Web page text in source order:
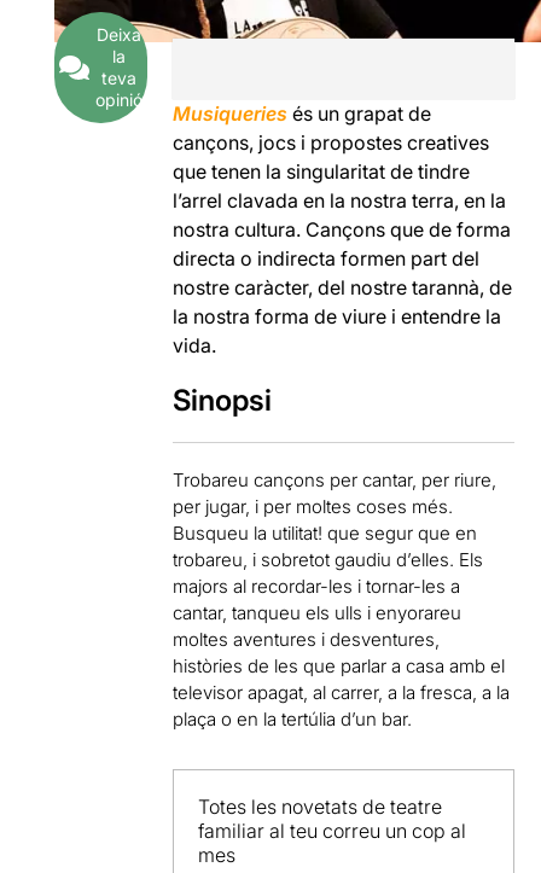
Deixa
la
teva
opinió
Musiqueries és un grapat de
cançons, jocs i propostes creatives
que tenen la singularitat de tindre
l’arrel clavada en la nostra terra, en la
nostra cultura. Cançons que de forma
directa o indirecta formen part del
nostre caràcter, del nostre tarannà, de
la nostra forma de viure i entendre la
vida.
Sinopsi
Trobareu cançons per cantar, per riure,
per jugar, i per moltes coses més.
Busqueu la utilitat! que segur que en
trobareu, i sobretot gaudiu d’elles. Els
majors al recordar-les i tornar-les a
cantar, tanqueu els ulls i enyorareu
moltes aventures i desventures,
històries de les que parlar a casa amb el
televisor apagat, al carrer, a la fresca, a la
plaça o en la tertúlia d’un bar.
Totes les novetats de teatre
familiar al teu correu un cop al
mes